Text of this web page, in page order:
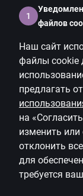
1
файлов
Наш сайт
файлы cookie
предлагать
на
изменить или
отклонить
для
требуется